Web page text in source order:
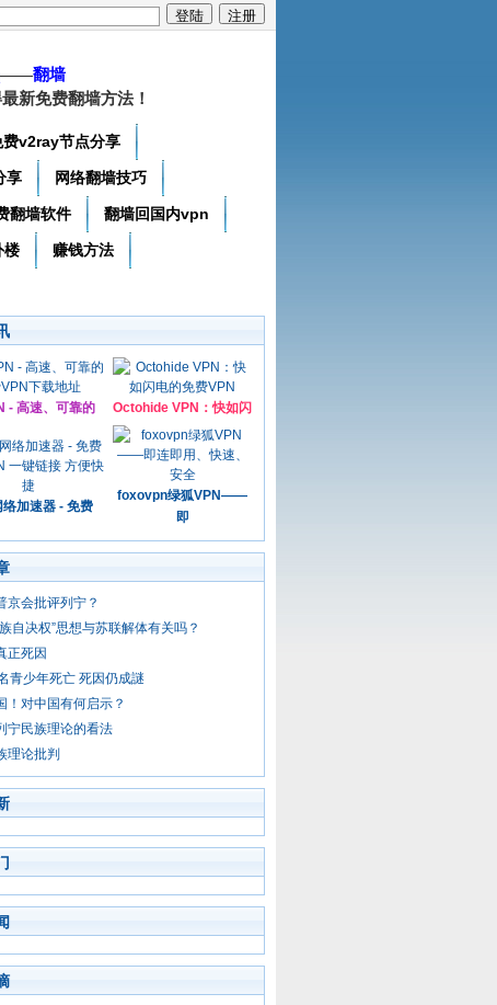
——翻墙
新免费翻墙方法！
费v2ray节点分享
享 网络翻墙技巧
翻墙软件 翻墙回国内vpn
楼 赚钱方法
- 高速、可靠的 Octohide VPN：快如闪
络加速器 - 免费
foxovpn绿狐VPN——
即
京会批评列宁？
自决权”思想与苏联解体有关吗？
正死因
青少年死亡 死因仍成謎
！对中国有何启示？
宁民族理论的看法
理论批判